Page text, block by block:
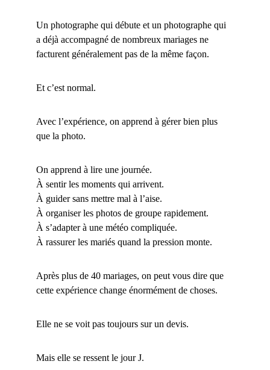
Un photographe qui débute et un photographe qui
a déjà accompagné de nombreux mariages ne
facturent généralement pas de la même façon.
Et c’est normal.
Avec l’expérience, on apprend à gérer bien plus
que la photo.
On apprend à lire une journée.
À sentir les moments qui arrivent.
À guider sans mettre mal à l’aise.
À organiser les photos de groupe rapidement.
À s’adapter à une météo compliquée.
À rassurer les mariés quand la pression monte.
Après plus de 40 mariages, on peut vous dire que
cette expérience change énormément de choses.
Elle ne se voit pas toujours sur un devis.
Mais elle se ressent le jour J.